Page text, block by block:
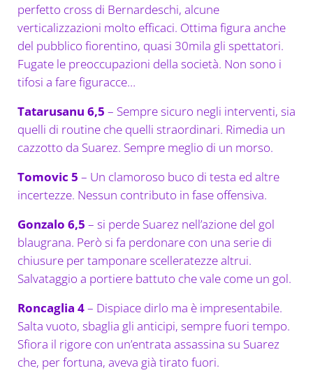
perfetto cross di Bernardeschi, alcune
verticalizzazioni molto efficaci. Ottima figura anche
del pubblico fiorentino, quasi 30mila gli spettatori.
Fugate le preoccupazioni della società. Non sono i
tifosi a fare figuracce…
Tatarusanu 6,5 – Sempre sicuro negli interventi, sia
quelli di routine che quelli straordinari. Rimedia un
cazzotto da Suarez. Sempre meglio di un morso.
Tomovic 5 – Un clamoroso buco di testa ed altre
incertezze. Nessun contributo in fase offensiva.
Gonzalo 6,5 – si perde Suarez nell’azione del gol
blaugrana. Però si fa perdonare con una serie di
chiusure per tamponare scelleratezze altrui.
Salvataggio a portiere battuto che vale come un gol.
Roncaglia 4– Dispiace dirlo ma è impresentabile.
Salta vuoto, sbaglia gli anticipi, sempre fuori tempo.
Sfiora il rigore con un’entrata assassina su Suarez
che, per fortuna, aveva già tirato fuori.